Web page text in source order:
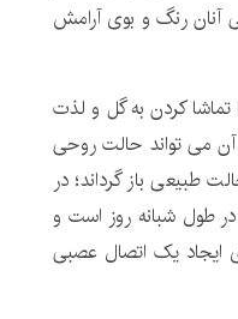
آنان رنگ و بوی آرامش
کردن به گل و لذت
مى تواند حالت روحى
طبیعى باز گرداند؛ در
طول شبانه روز است و
ایجاد یک اتصال عصبى